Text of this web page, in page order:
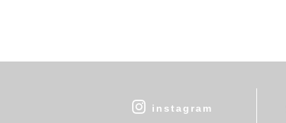
cohan
DEAN & DELUCAinstagram